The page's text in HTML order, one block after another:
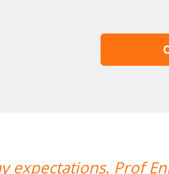
“”I took 40 hours